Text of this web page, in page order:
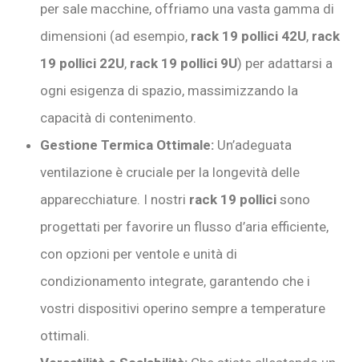
per sale macchine, offriamo una vasta gamma di
dimensioni (ad esempio, rack 19 pollici 42U, rack
19 pollici 22U, rack 19 pollici 9U) per adattarsi a
ogni esigenza di spazio, massimizzando la
capacità di contenimento.
Gestione Termica Ottimale: Un’adeguata
ventilazione è cruciale per la longevità delle
apparecchiature. I nostri rack 19 pollici sono
progettati per favorire un flusso d’aria efficiente,
con opzioni per ventole e unità di
condizionamento integrate, garantendo che i
vostri dispositivi operino sempre a temperature
ottimali.